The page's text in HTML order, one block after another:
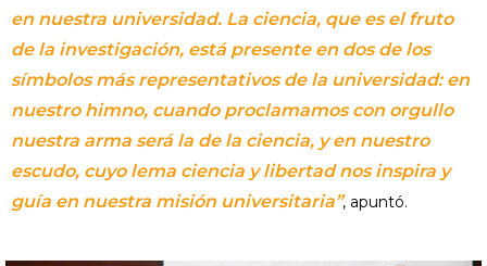
en nuestra universidad. La ciencia, que es el fruto
de la investigación, está presente en dos de los
símbolos más representativos de la universidad: en
nuestro himno, cuando proclamamos con orgullo
nuestra arma será la de la ciencia, y en nuestro
escudo, cuyo lema ciencia y libertad nos inspira y
guía en nuestra misión universitaria”, apuntó.